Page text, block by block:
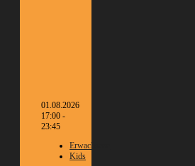
01.08.2026
17:00 -
23:45
Erwachsene
Kids